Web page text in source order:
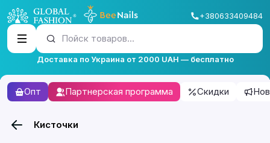
+380633409484
Пойск товаров...
Доставка по Украина от 2000 UAH — бесплатно
Опт Партнерская программа Скидки
Кисточки